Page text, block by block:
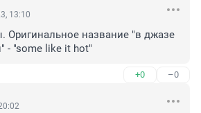
13:10
название "в джазе
- "some like it hot"
+0 –0